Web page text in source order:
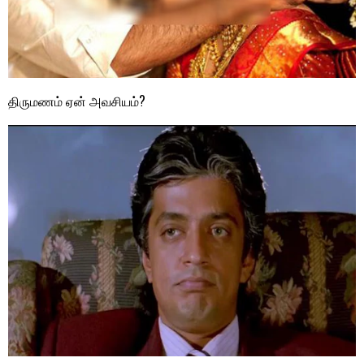
திருமணம் ஏன் அவசியம்?